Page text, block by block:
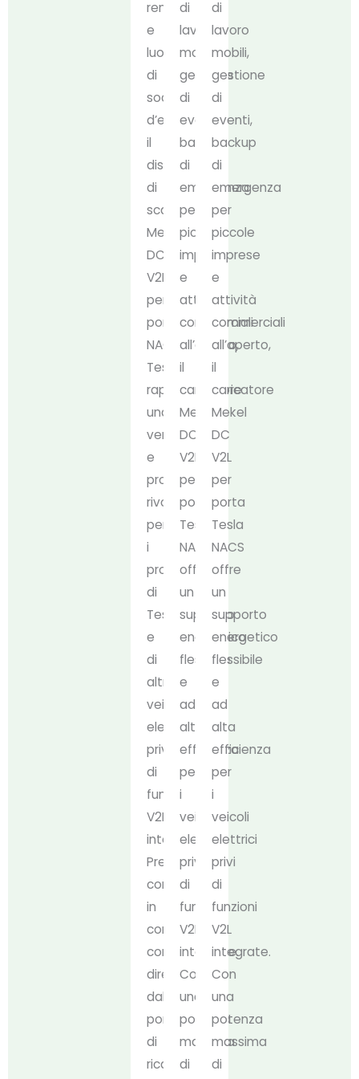
remote
e
luoghi
di
soccorso
d’emergenza,
il
dispositivo
di
scarica
Mekel
DC
V2L
per
porta
NACS
Tesla
rappresenta
una
vera
e
propria
rivoluzione
per
i
proprietari
di
Tesla
e
di
altri
veicoli
elettrici
privi
di
funzioni
V2L
integrate.
Preleva
corrente
in
corrente
continua
direttamente
dalla
porta
di
ricarica
di
lavoro
mobili,
gestione
di
eventi,
backup
di
emergenza
per
piccole
imprese
e
attività
commerciali
all’aperto,
il
caricatore
Mekel
DC
V2L
per
porta
Tesla
NACS
offre
un
supporto
energetico
flessibile
e
ad
alta
efficienza
per
i
veicoli
elettrici
privi
di
funzioni
V2L
integrate.
Con
una
potenza
massima
di
di
lavoro
mobili,
gestione
di
eventi,
backup
di
emergenza
per
piccole
imprese
e
attività
commerciali
all’aperto,
il
caricatore
Mekel
DC
V2L
per
porta
Tesla
NACS
offre
un
supporto
energetico
flessibile
e
ad
alta
efficienza
per
i
veicoli
elettrici
privi
di
funzioni
V2L
integrate.
Con
una
potenza
massima
di